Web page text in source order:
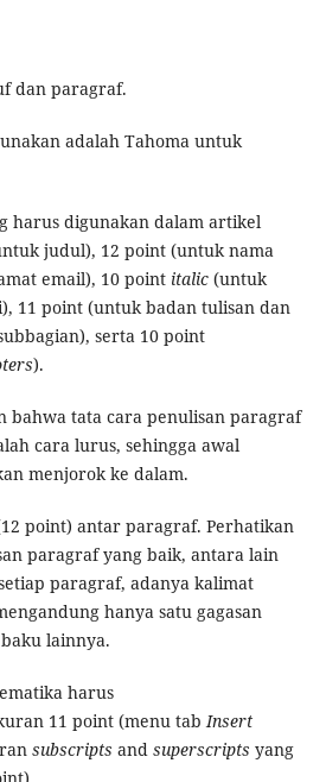
dan paragraf.
adalah Tahoma untuk
digunakan dalam artikel
judul), 12 point (untuk nama
email), 10 point italic (untuk
11 point (untuk badan tulisan dan
serta 10 point
).
tata cara penulisan paragraf
cara lurus, sehingga awal
menjorok ke dalam.
point) antar paragraf. Perhatikan
paragraf yang baik, antara lain
paragraf, adanya kalimat
hanya satu gagasan
lainnya.
harus
11 point (menu tabInsert
subscripts and superscripts yang